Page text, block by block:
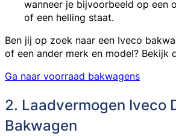
wanneer je bijvoorbeeld op een
of een helling staat.
Ben jij op zoek naar een Iveco
of een ander merk en model? Bekijk
Ga naar voorraad bakwagens
2. Laadvermogen Iveco
Bakwagen